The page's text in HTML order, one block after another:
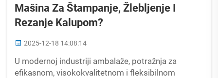
Mašina Za Štampanje, Žlebljenje I
Rezanje Kalupom?
2025-12-18 14:08:14
U modernoj industriji ambalaže, potražnja za
efikasnom, visokokvalitetnom i fleksibilnom